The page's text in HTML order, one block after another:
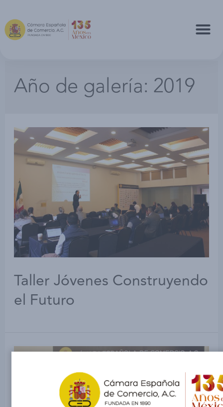
Año de galería: 2019
Taller Jóvenes Construyendo
el Futuro